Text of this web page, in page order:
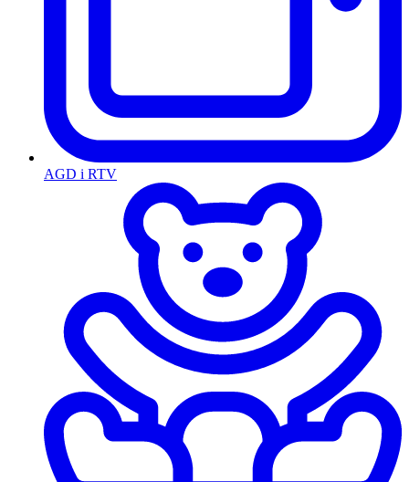
AGD i RTV